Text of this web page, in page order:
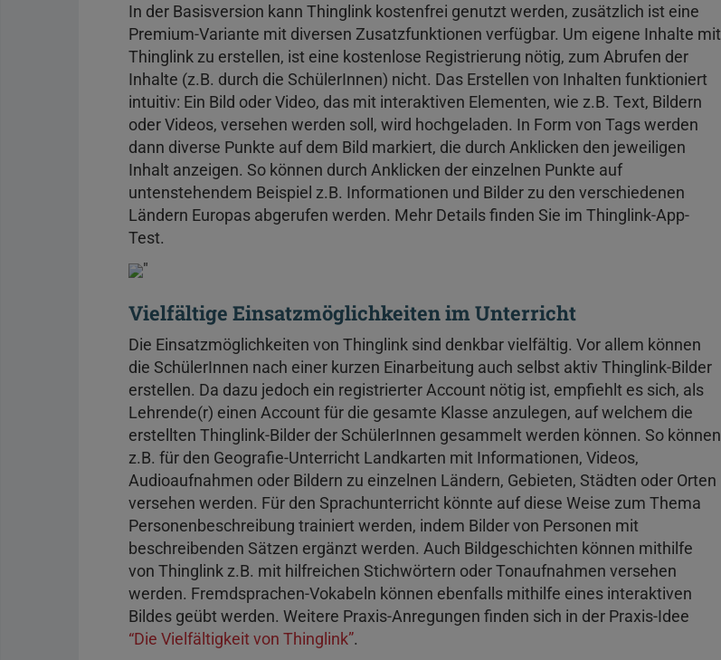
In der Basisversion kann Thinglink kostenfrei genutzt werden, zusätzlich ist eine
Premium-Variante mit diversen Zusatzfunktionen verfügbar. Um eigene Inhalte mit
Thinglink zu erstellen, ist eine kostenlose Registrierung nötig, zum Abrufen der
Inhalte (z.B. durch die SchülerInnen) nicht. Das Erstellen von Inhalten funktioniert
intuitiv: Ein Bild oder Video, das mit interaktiven Elementen, wie z.B. Text, Bildern
oder Videos, versehen werden soll, wird hochgeladen. In Form von Tags werden
dann diverse Punkte auf dem Bild markiert, die durch Anklicken den jeweiligen
Inhalt anzeigen. So können durch Anklicken der einzelnen Punkte auf
untenstehendem Beispiel z.B. Informationen und Bilder zu den verschiedenen
Ländern Europas abgerufen werden. Mehr Details finden Sie im Thinglink-App-
Test.
"
Vielfältige Einsatzmöglichkeiten im Unterricht
Die Einsatzmöglichkeiten von Thinglink sind denkbar vielfältig. Vor allem können
die SchülerInnen nach einer kurzen Einarbeitung auch selbst aktiv Thinglink-Bilder
erstellen. Da dazu jedoch ein registrierter Account nötig ist, empfiehlt es sich, als
Lehrende(r) einen Account für die gesamte Klasse anzulegen, auf welchem die
erstellten Thinglink-Bilder der SchülerInnen gesammelt werden können. So können
z.B. für den Geografie-Unterricht Landkarten mit Informationen, Videos,
Audioaufnahmen oder Bildern zu einzelnen Ländern, Gebieten, Städten oder Orten
versehen werden. Für den Sprachunterricht könnte auf diese Weise zum Thema
Personenbeschreibung trainiert werden, indem Bilder von Personen mit
beschreibenden Sätzen ergänzt werden. Auch Bildgeschichten können mithilfe
von Thinglink z.B. mit hilfreichen Stichwörtern oder Tonaufnahmen versehen
werden. Fremdsprachen-Vokabeln können ebenfalls mithilfe eines interaktiven
Bildes geübt werden. Weitere Praxis-Anregungen finden sich in der Praxis-Idee
“Die Vielfältigkeit von Thinglink”.